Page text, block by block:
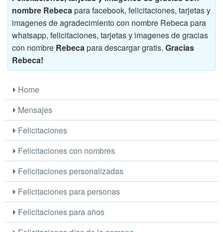
nombre Rebecapara facebook, felicitaciones, tarjetas y
imagenes de agradecimiento con nombre Rebeca para
whatsapp, felicitaciones, tarjetas y imagenes de gracias
con nombre Rebecapara descargar gratis. Gracias
Rebeca!
Home
Mensajes
Felicitaciones
Felicitaciones con nombres
Felicitaciones personalizadas
Felicitaciones para personas
Felicitaciones para años